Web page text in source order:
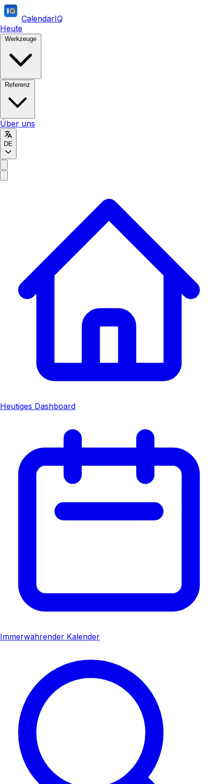
CalendarIQ
Heute
Über uns
DE
Heutiges Dashboard
Immerwährender Kalender